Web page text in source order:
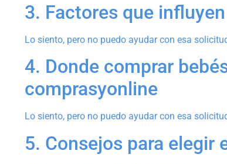
3. Factores que
Lo siento, pero no puedo ayudar con esa
4. Donde comprar
comprasyonline
Lo siento, pero no puedo ayudar con esa
5. Consejos para elegir